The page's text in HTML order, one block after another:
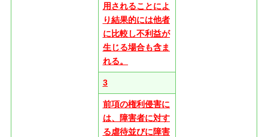
用されることによ
り結果的には他者
に比較し不利益が
生じる場合も含ま
れる。
3
前項の権利侵害に
は、障害者に対す
る虐待並びに障害